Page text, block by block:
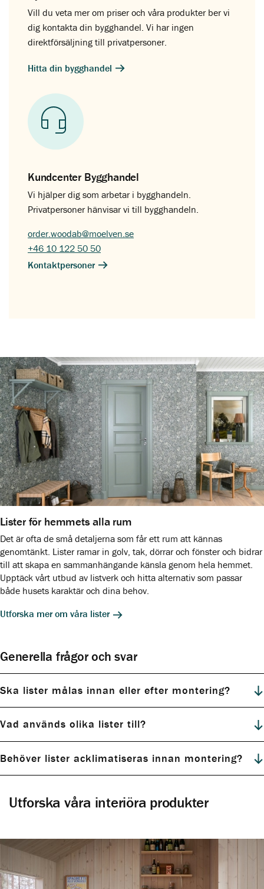
Vill du veta mer om priser och våra produkter ber vi
dig kontakta din bygghandel. Vi har ingen
direktförsäljning till privatpersoner.
Hitta din bygghandel
Kundcenter Bygghandel
Vi hjälper dig som arbetar i bygghandeln.
Privatpersoner hänvisar vi till bygghandeln.
order.woodab@moelven.se
+46 10 122 50 50
Kontaktpersoner
Lister för hemmets alla rum
Det är ofta de små detaljerna som får ett rum att kännas
genomtänkt. Lister ramar in golv, tak, dörrar och fönster och bidrar
till att skapa en sammanhängande känsla genom hela hemmet.
Upptäck vårt utbud av listverk och hitta alternativ som passar
både husets karaktär och dina behov.
Utforska mer om våra lister
Generella frågor och svar
Ska lister målas innan eller efter montering?
Vad används olika lister till?
Behöver lister acklimatiseras innan montering?
Utforska våra interiöra produkter